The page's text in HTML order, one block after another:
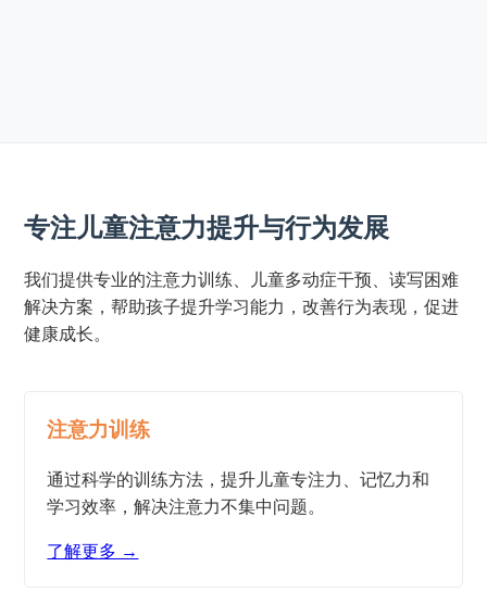
专注儿童注意力提升与行为发展
我们提供专业的注意力训练、儿童多动症干预、读写困难
解决方案，帮助孩子提升学习能力，改善行为表现，促进
健康成长。
注意力训练
通过科学的训练方法，提升儿童专注力、记忆力和
学习效率，解决注意力不集中问题。
了解更多 →